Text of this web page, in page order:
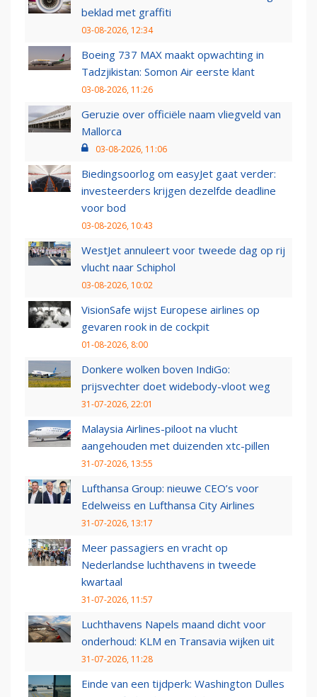
beklad met graffiti
03-08-2026, 12:34
Boeing 737 MAX maakt opwachting in
Tadzjikistan: Somon Air eerste klant
03-08-2026, 11:26
Geruzie over officiële naam vliegveld van
Mallorca
03-08-2026, 11:06
Biedingsoorlog om easyJet gaat verder:
investeerders krijgen dezelfde deadline
voor bod
03-08-2026, 10:43
WestJet annuleert voor tweede dag op rij
vlucht naar Schiphol
03-08-2026, 10:02
VisionSafe wijst Europese airlines op
gevaren rook in de cockpit
01-08-2026, 8:00
Donkere wolken boven IndiGo:
prijsvechter doet widebody-vloot weg
31-07-2026, 22:01
Malaysia Airlines-piloot na vlucht
aangehouden met duizenden xtc-pillen
31-07-2026, 13:55
Lufthansa Group: nieuwe CEO’s voor
Edelweiss en Lufthansa City Airlines
31-07-2026, 13:17
Meer passagiers en vracht op
Nederlandse luchthavens in tweede
kwartaal
31-07-2026, 11:57
Luchthavens Napels maand dicht voor
onderhoud: KLM en Transavia wijken uit
31-07-2026, 11:28
Einde van een tijdperk: Washington Dulles